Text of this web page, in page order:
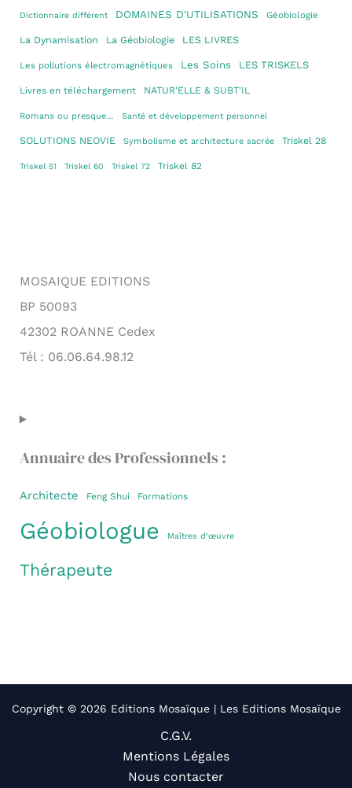
Dictionnaire différent DOMAINES D'UTILISATIONS Géobiologie
La Dynamisation La Géobiologie LES LIVRES
Les pollutions électromagnétiques Les Soins LES TRISKELS
Livres en téléchargement NATUR'ELLE & SUBT'IL
Romans ou presque… Santé et développement personnel
SOLUTIONS NEOVIE Symbolisme et architecture sacrée Triskel 28
Triskel 51 Triskel 60 Triskel 72 Triskel 82
MOSAIQUE EDITIONS
BP 50093
42302 ROANNE Cedex
Tél : 06.06.64.98.12
Annuaire des Professionnels :
Architecte Feng Shui Formations
Géobiologue Maîtres d’œuvre
Thérapeute
Copyright © 2026 Editions Mosaïque | Les Editions Mosaïque
C.G.V.
Mentions Légales
Nous contacter